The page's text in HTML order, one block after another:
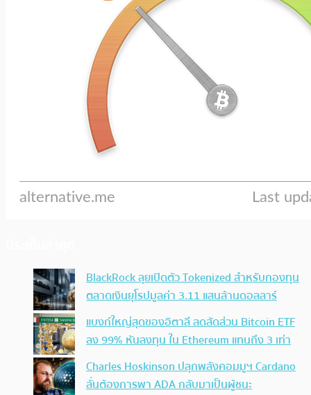
BlackRock ลุยเปิดตัว Tokenized สำหรับกองทุน
ตลาดเงินยุโรปมูลค่า 3.11 แสนล้านดอลลาร์
แบงก์ใหญ่สุดของอิตาลี ลดสัดส่วน Bitcoin ETF
ลง 99% หันลงทุน ใน Ethereum แทนถึง 3 เท่า
Charles Hoskinson ปลุกพลังคอมมูฯ Cardano
ลั่นต้องการพา ADA กลับมาเป็นผู้ชนะ